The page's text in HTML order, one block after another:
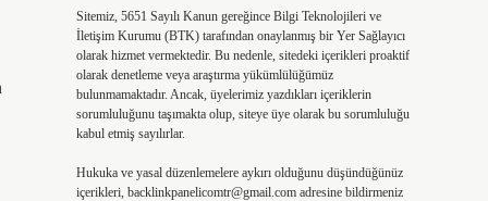
Sitemiz, 5651 Sayılı Kanun gereğince Bilgi Teknolojileri ve
İletişim Kurumu (BTK) tarafından onaylanmış bir Yer Sağlayıcı
olarak hizmet vermektedir. Bu nedenle, sitedeki içerikleri proaktif
olarak denetleme veya araştırma yükümlülüğümüz
bulunmamaktadır. Ancak, üyelerimiz yazdıkları içeriklerin
sorumluluğunu taşımakta olup, siteye üye olarak bu sorumluluğu
kabul etmiş sayılırlar.
Hukuka ve yasal düzenlemelere aykırı olduğunu düşündüğünüz
içerikleri, backlinkpanelicomtr@gmail.comadresine bildirmeniz